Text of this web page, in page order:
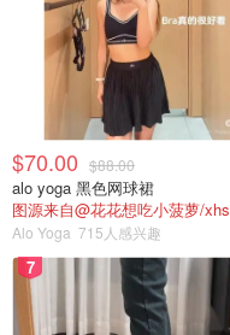
$70.00 $88.00
alo yoga 黑色网球裙
图源来自@花花想吃小菠萝/xhs
Alo Yoga 715人感兴趣
7